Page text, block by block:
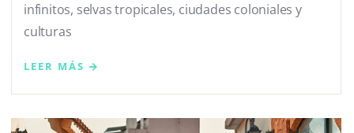
infinitos, selvas tropicales, ciudades coloniales y
culturas
LEER MÁS